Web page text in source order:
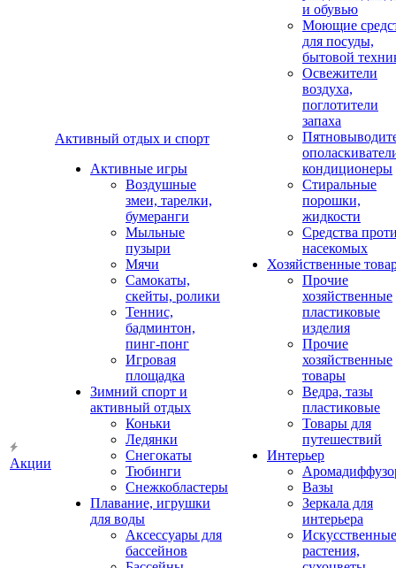
Акции
Активный отдых и спорт
Активные игры
Воздушные
змеи, тарелки,
бумеранги
Мыльные
пузыри
Мячи
Самокаты,
скейты, ролики
Теннис,
бадминтон,
пинг-понг
Игровая
площадка
Зимний спорт и
активный отдых
Коньки
Ледянки
Снегокаты
Тюбинги
Снежкобластеры
Плавание, игрушки
для воды
Аксессуары для
бассейнов
и обувью
Моющие
для посуды,
бытовой
Освежители
воздуха,
поглотители
запаха
кондиционеры
Стиральные
порошки,
жидкости
Средства
насекомых
Хозяйственные
Прочие
хозяйственные
пластиковые
изделия
Прочие
хозяйственные
товары
Ведра, тазы
пластиковые
Товары для
путешествий
Интерьер
Вазы
Зеркала для
интерьера
Искусственные
растения,